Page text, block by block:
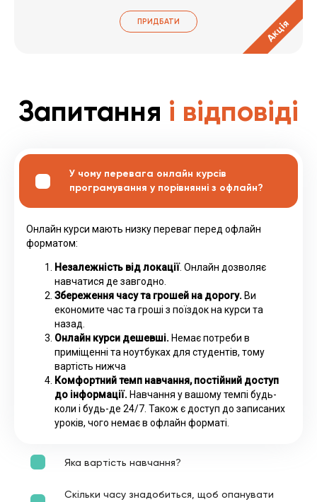
ПРИДБАТИ Акція
Запитання і відповіді
У чому перевага онлайн курсів
програмування у порівнянні з офлайн?
Онлайн курси мають низку переваг перед офлайн
форматом:
Незалежність від локації. Онлайн дозволяє
навчатися де завгодно.
Збереження часу та грошей на дорогу. Ви
економите час та гроші з поїздок на курси та
назад.
Онлайн курси дешевші. Немає потреби в
приміщенні та ноутбуках для студентів, тому
вартість нижча
Комфортний темп навчання, постійний доступ
до інформації. Навчання у вашому темпі будь-
коли і будь-де 24/7. Також є доступ до записаних
уроків, чого немає в офлайн форматі.
Яка вартість навчання?
Скільки часу знадобиться, щоб опанувати